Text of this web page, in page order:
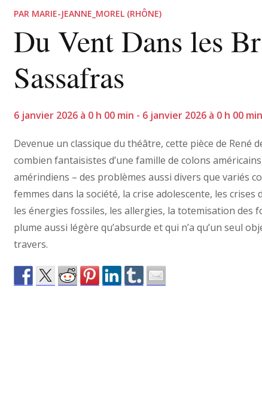
PAR MARIE-JEANNE_MOREL (RHÔNE)
Du Vent Dans les
Sassafras
6 janvier 2026 à 0 h 00 min - 6 janvier 2026 à 0 h 00
Devenue un classique du théâtre, cette pièce de René
combien fantaisistes d’une famille de colons
amérindiens – des problèmes aussi divers que variés
femmes dans la société, la crise adolescente, les
les énergies fossiles, les allergies, la totemisation des
plume aussi légère qu’absurde et qui n’a qu’un seul
travers.